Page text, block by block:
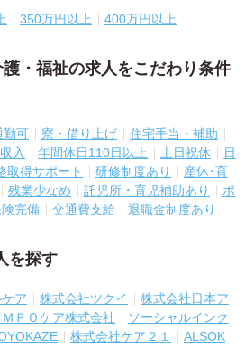
350万円以上 400万円以上
・福祉の求人をこだわり条件
勤可 寮・借り上げ
住宅手当・補助
入 年間休日110日以上 土日祝休
日
取得サポート 研修制度あり
産休･育
残業少なめ 託児所・育児補助あり
ボ
完備 交通費支給 退職金制度あり
を探す
ア 株式会社ツクイ
株式会社日本ア
ＭＰＯケア株式会社
ソーシャルインク
株式会社ケア２１
ALSOK